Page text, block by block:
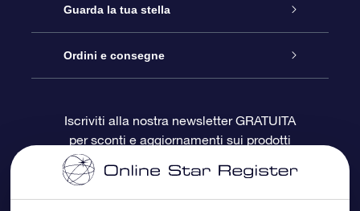
Contattaci
Blog
OSR Recensioni
Online Star Gift
Pacchetto regalo OSR
Gift Card OSR
Doni aziendali
Guarda la tua stella
Registro stellare
Star Page personalizzata
One Million Stars
Ordini e consegne
Informazioni di Pagamento
Iscriviti alla nostra newsletter GRATUITA
per sconti e aggiornamenti sui prodotti